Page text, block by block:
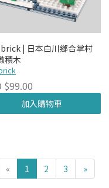
| 日本白川鄉合掌村
積木
$99.00
加入購物車
« 1 2 3 »